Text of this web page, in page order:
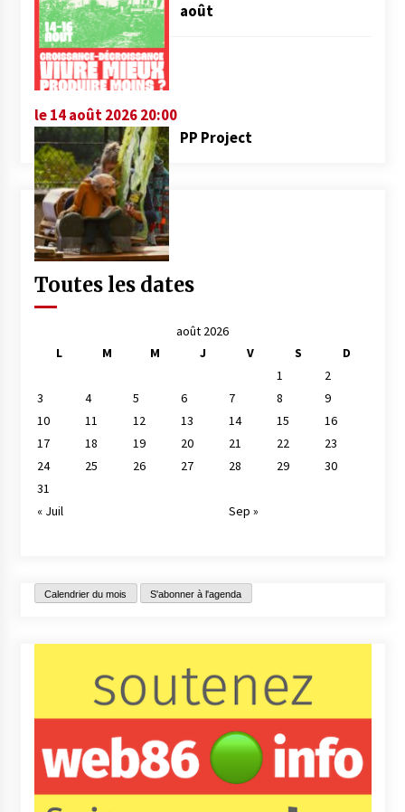
août
le 14 août 2026 20:00
PP Project
Toutes les dates
août 2026
L
M M J V S
D
1
2
3
4 5 6 7 8
9
10
11 12 13 14 15
16
17
18 19 20 21 22
23
24
25 26 27 28 29
30
31
« Juil
Sep »
Calendrier du mois S'abonner à l'agenda